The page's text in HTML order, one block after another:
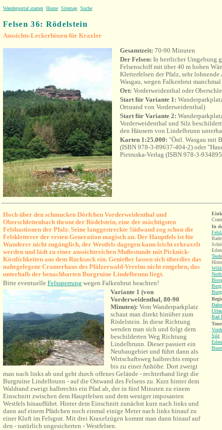
Wanderportal starten Home Sitemap Suche
Felsen 36: Rödelstein
Aussichts-Leckerbissen für Kraxler
Gesamtzeit: 70-90 Minuten
Der Felsen: In herrlicher Umgebung
Felsenschiff mit über 40 m hohen
Kletterfelsen der Pfalz, sehr
Wasgau, wegen Falkenbrut
Ort: Vorderweidenthal oder
Start für Variante 1:
Ortsrand von Vorderweidenthal)
Start für Variante 2:
Vorderweidenthal und Silz
den Häusern von Lindelbrunn
Karten 1:25.000: "Östl. Wasgau mit
(ISBN 978-3-89637-404-2) oder
Pietruska-Verlag (ISBN 978-3-
Hoch über den schmucken Dörfchen Vorderweidenthal und
Oberschlettenbach thront der Rödelstein, eine der mächtigsten
Felsbastionen der Pfalz. Seine langgestreckte Südwand zog schon die
Felskletterer der ersten Generation magisch an. Der Hauptfels ist für
Wanderer nicht zugänglich, der Westfels dagegen kann leicht erkraxelt
werden und lädt zu einer aussichtreichen Mußestunde mit Picknick-
Köstlichkeiten aus dem Rucksack ein. Genießer lassen sich überdies das
nahegelegene Cramerhaus des Pfälzerwald-Vereins nicht entgehen, das
unterhalb der benachbarten Burgruine Lindelbrunn liegt.
Bitte eventuelle Felssperrung wegen Falkenbrut beachten!
Variante 1 (von
Vorderweidenthal, 80-90
Minuten): Vom Wanderparkplatz
schaut man direkt hinüber zum
Rödelstein. In diese Richtung
wenden man sich und folgt dem
beschilderten Weg Richtung
Lindelbrunn. Dieser passiert ein
Neubaugebiet und führt dann als
Wirtschaftsweg halbrechts empor
bis zu einer Anhöhe. Dort zweigt
man nach links ab und geht durch offenes Gelände - rechterhand liegt die
Burgruine Lindelbrunn - auf die Ostwand des Felsens zu. Kurz hinter dem
Waldrand zweigt halbrechts ein Pfad ab, der in fünf Minuten zu einem
Einschnitt zwischen dem Hauptfelsen und dem weniger imposanten
Westfels hinaufführt. Hinter dem Einschnitt zunächst kurz nach links und
dann auf einem Pfädchen noch einmal einige Meter nach links hinauf zu
einer Kluft im Felsgrat. Mit drei Kraxelzügen kommt man dann hinauf auf
den - natürlich ungesicherten - Westfelsen.
In
Teuf
Bad
Silz